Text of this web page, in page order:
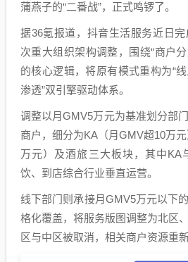
蒲燕子的“二番战”，正式鸣锣了。
据36氪报道，抖音生活服务近日
次重大组织架构调整，围绕“商户
的核心逻辑，将原有模式重构为“
渗透”双引擎驱动体系。
调整以月GMV5万元为基准划分部
商户，细分为KA（月GMV超10万
万元）及酒旅三大板块，其中KA
饮、到店综合行业垂直运营。
线下部门则承接月GMV5万元以下
格化覆盖，将服务版图调整为北区
区与中区被取消，相关商户资源重